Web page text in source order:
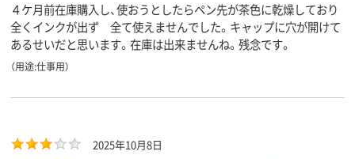
４ケ月前在庫購入し、使おうとしたらペン先が茶色に乾燥しており
全くインクが出ず 全て使えませんでした。キャップに穴が開けて
あるせいだと思います。在庫は出来ませんね。残念です。
（用途:仕事用）
2025年10月8日